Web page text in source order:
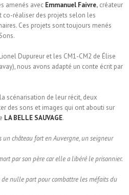
amenés avec Emmanuel Faivre, créateur
co-réaliser des projets selon les
Ces projets sont toujours menés
Dupureur et les CM1-CM2 de Élise
nous avons adapté un conte écrit par
scénarisation de leur récit, deux
des sons et images qui ont abouti sur
LA BELLE SAUVAGE.
un château fort en Auvergne, un seigneur
par son père car elle a libéré le prisonnier.
nulle part pour combattre les méfaits du